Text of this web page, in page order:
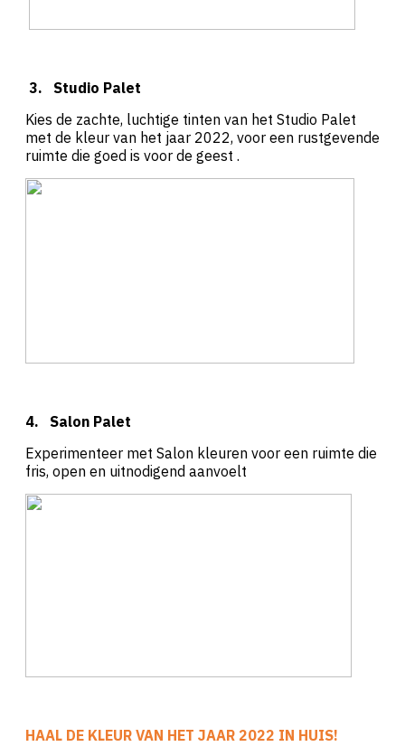
3.
Studio Palet
Kies de zachte, luchtige tinten van het Studio Palet
met de kleur van het jaar 2022, voor een rustgevende
ruimte die goed is voor de geest .
4.
Salon Palet
Experimenteer met Salon kleuren voor een ruimte die
fris, open en uitnodigend aanvoelt
HAAL DE KLEUR VAN HET JAAR 2022 IN HUIS!